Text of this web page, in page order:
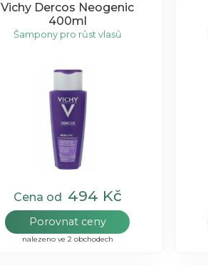
Vichy Dercos Neogenic
400ml
Šampony pro růst vlasů
Cena od 494 Kč
Porovnat ceny
nalezeno ve 2 obchodech